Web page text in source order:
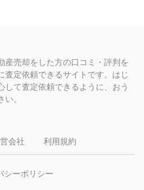
産売却をした方の口コミ・評判を
査定依頼できるサイトです。はじ
して査定依頼できるように、おう
。
会社 利用規約
シーポリシー